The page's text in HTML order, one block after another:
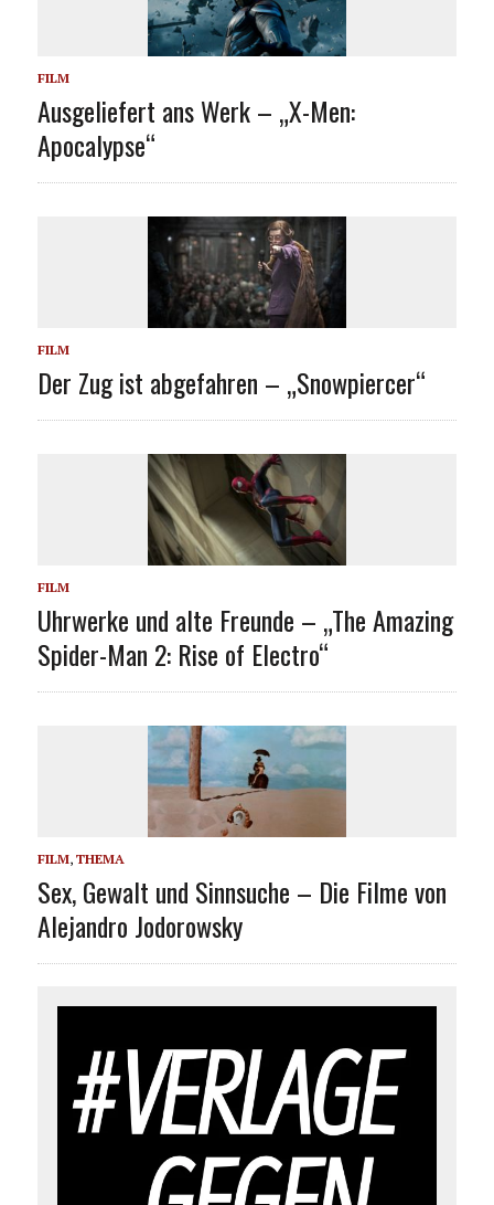
FILM
Ausgeliefert ans Werk – „X-Men:
Apocalypse“
FILM
Der Zug ist abgefahren – „Snowpiercer“
FILM
Uhrwerke und alte Freunde – „The Amazing
Spider-Man 2: Rise of Electro“
FILM, THEMA
Sex, Gewalt und Sinnsuche – Die Filme von
Alejandro Jodorowsky